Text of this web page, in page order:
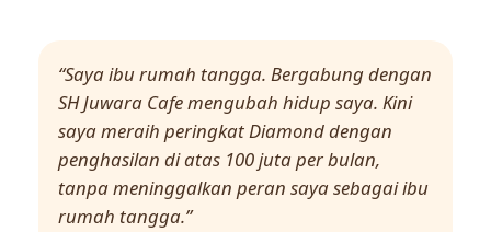
“Saya ibu rumah tangga. Bergabung dengan
SH Juwara Cafe mengubah hidup saya. Kini
saya meraih peringkat Diamond dengan
penghasilan di atas 100 juta per bulan,
tanpa meninggalkan peran saya sebagai ibu
rumah tangga.”